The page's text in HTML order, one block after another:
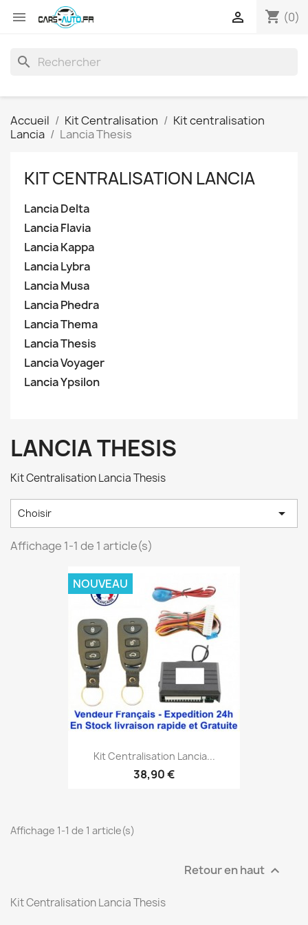
 shopping_cart (0)

search
Accueil Kit Centralisation
Kit centralisation
Lancia
Lancia Thesis
KIT CENTRALISATION LANCIA
Lancia Delta
Lancia Flavia
Lancia Kappa
Lancia Lybra
Lancia Musa
Lancia Phedra
Lancia Thema
Lancia Thesis
Lancia Voyager
Lancia Ypsilon
LANCIA THESIS
Kit Centralisation Lancia Thesis
Choisir 
Affichage 1-1 de 1 article(s)
Kit Centralisation Lancia...
38,90 €
NOUVEAU
Affichage 1-1 de 1 article(s)
Retour en haut 
Kit Centralisation Lancia Thesis